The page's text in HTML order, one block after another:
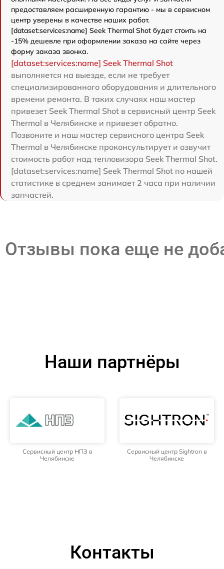
предоставляем расширенную гарантию - мы в сервисном
центр уверены в качестве наших работ.
[dataset:services:name] Seek Thermal Shot будет стоить на
-15% дешевле при оформлении заказа на сайте через
форму заказа звонка.
[dataset:services:name] Seek Thermal Shot
выполняется на выезде, если не требует
специализированного оборудования и длительного
времени ремонта. В таких случаях наш мастер
привезет Seek Thermal Shot в сервисный центр Seek
Thermal в Челябинске и привезет обратно.
Позвоните и наш мастер сервисного центра Seek
Thermal в Челябинске проконсультирует и озвучит
стоимость работ над тепловизора Seek Thermal Shot.
[dataset:services:name] Seek Thermal Shot по нашей
статистике в среднем занимает 2 часа при наличии
запчастей.
Отзывы пока еще не
Наши партнёры
Сервисный центр НПЗ в
Челябинске
Сервисный центр Sightron в
Челябинске
Контакты